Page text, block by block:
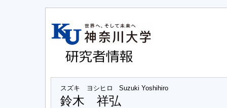
スズキ ヨシヒロ Suzuki Yoshihiro
鈴木 祥弘